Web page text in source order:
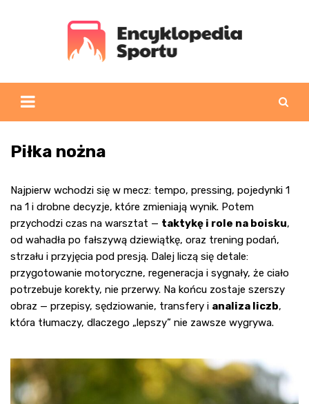
Piłka nożna
Najpierw wchodzi się w mecz: tempo, pressing, pojedynki 1
na 1 i drobne decyzje, które zmieniają wynik. Potem
przychodzi czas na warsztat — taktykę i role na boisku,
od wahadła po fałszywą dziewiątkę, oraz trening podań,
strzału i przyjęcia pod presją. Dalej liczą się detale:
przygotowanie motoryczne, regeneracja i sygnały, że ciało
potrzebuje korekty, nie przerwy. Na końcu zostaje szerszy
obraz — przepisy, sędziowanie, transfery i analiza liczb,
która tłumaczy, dlaczego „lepszy” nie zawsze wygrywa.